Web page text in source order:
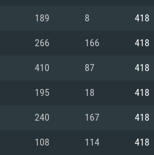
189 8 418
266 166 418
410 87 418
195 18 418
240 167 418
108 114 418